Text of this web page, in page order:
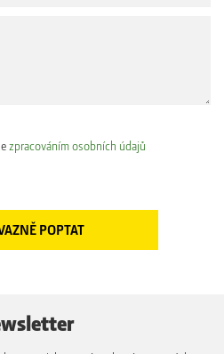
zpracováním osobních údajů